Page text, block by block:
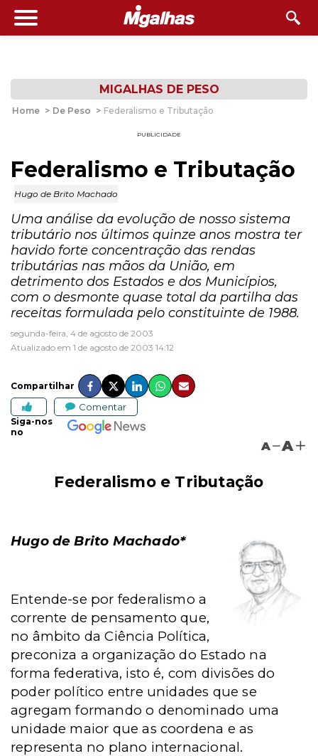
MIGALHAS DE PESO
Home > De Peso > Federalismo e Tributação
PUBLICIDADE
Federalismo e Tributação
Hugo de Brito Machado
Uma análise da evolução de nosso sistema
tributário nos últimos quinze anos mostra ter
havido forte concentração das rendas
tributárias nas mãos da União, em
detrimento dos Estados e dos Municípios,
com o desmonte quase total da partilha das
receitas formulada pelo constituinte de 1988.
segunda-feira, 4 de agosto de 2003
Atualizado em 1 de agosto de 2003 14:12
Compartilhar
Comentar
Siga-nos
no
A A
Federalismo e Tributação
Hugo de Brito Machado*
Entende-se por federalismo a
corrente de pensamento que,
no âmbito da Ciência Política,
preconiza a organização do Estado na
forma federativa, isto é, com divisões do
poder político entre unidades que se
agregam formando o denominado uma
unidade maior que as coordena e as
representa no plano internacional.